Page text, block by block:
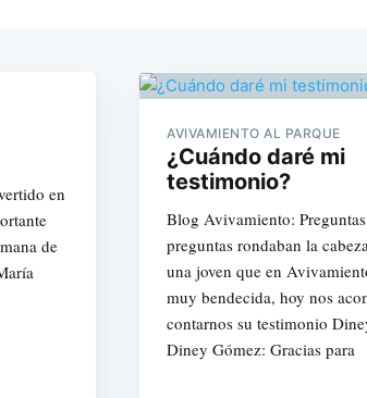
en
de
AVIVAMIENTO AL PARQUE
¿Cuándo daré mi
testimonio?
Blog Avivamiento:
preguntas rondaban la
una joven que en
muy bendecida, hoy nos
contarnos su testimonio
Diney Gómez: Gracias para